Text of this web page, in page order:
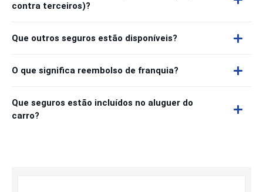
contra terceiros)?
Que outros seguros estão disponíveis?
O que significa reembolso de franquia?
Que seguros estão incluídos no aluguer do
carro?